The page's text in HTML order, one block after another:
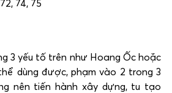
74, 75
3 yếu tố trên như Hoang Ốc hoặc
dùng được, phạm vào 2 trong 3
nên tiến hành xây dựng, tu tạo